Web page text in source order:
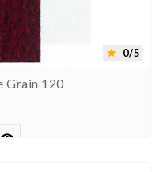
 0/5
Grain 120
